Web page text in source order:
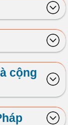
cộng